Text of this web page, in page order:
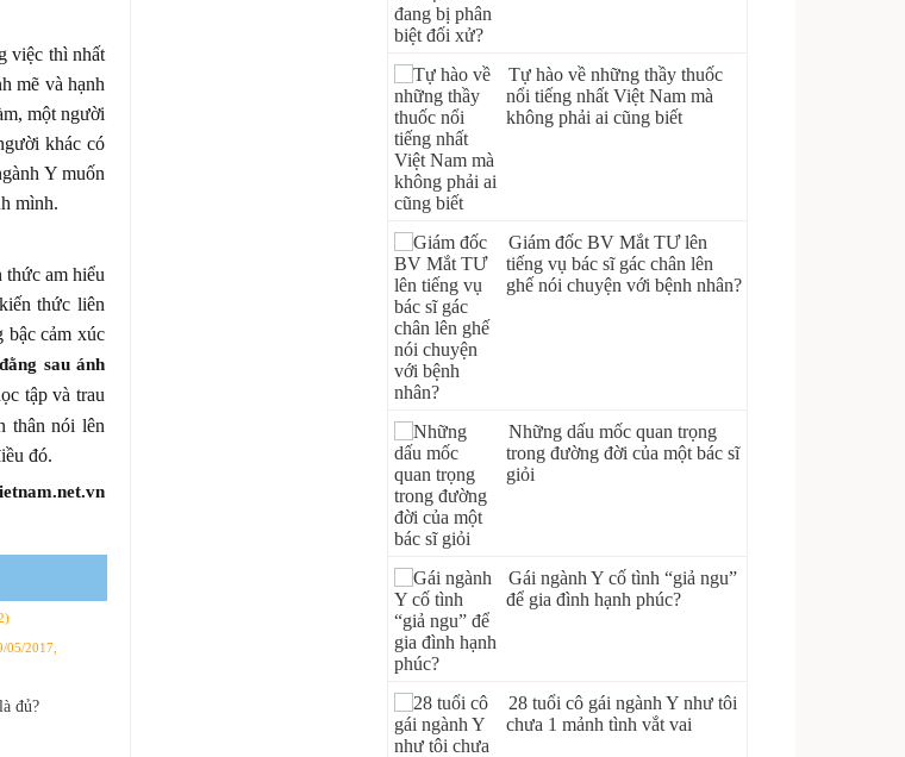
việc thì nhất
mẽ và hạnh
một người
khác có
Y muốn
mình.
am hiểu
thức liên
bậc cảm xúc
sau ánh
tập và trau
thân nói lên
đó.
05/2017,
đủ?
Tự hào về những thầy thuốc
nổi tiếng nhất Việt Nam mà
không phải ai cũng biết
Giám đốc BV Mắt TƯ lên
tiếng vụ bác sĩ gác chân lên
ghế nói chuyện với bệnh nhân?
Những dấu mốc quan trọng
trong đường đời của một bác sĩ
giỏi
Gái ngành Y cố tình “giả ngu”
để gia đình hạnh phúc?
28 tuổi cô gái ngành Y như tôi
chưa 1 mảnh tình vắt vai